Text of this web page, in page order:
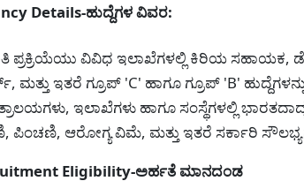
Details-ಹುದ್ದೆಗಳ ವಿವರ:
ಪ್ರಕ್ರಿಯೆಯು ವಿವಿಧ ಇಲಾಖೆಗಳಲ್ಲಿ ಕಿರಿಯ ಸಹಾಯಕ,
ಮತ್ತು ಇತರೆ ಗ್ರೂಪ್ 'C' ಹಾಗೂ ಗ್ರೂಪ್ 'B'
ಇಲಾಖೆಗಳು ಹಾಗೂ ಸಂಸ್ಥೆಗಳಲ್ಲಿ
ಪಿಂಚಣಿ, ಆರೋಗ್ಯ ವಿಮೆ, ಮತ್ತು ಇತರೆ ಸರ್ಕಾರಿ
Eligibility-ಅರ್ಹತೆ ಮಾನದಂಡ